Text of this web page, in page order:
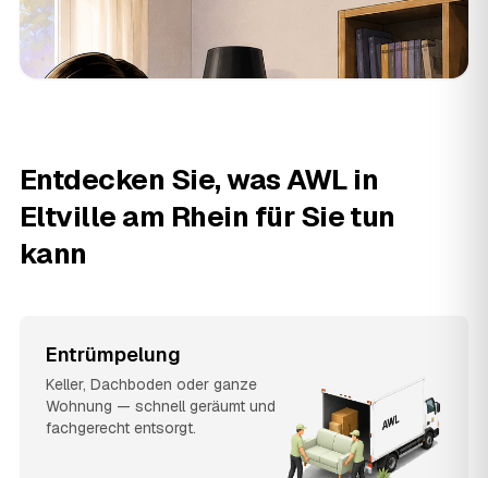
Entdecken Sie, was AWL in
Eltville am Rhein für Sie tun
kann
Entrümpelung
Keller, Dachboden oder ganze
Wohnung — schnell geräumt und
fachgerecht entsorgt.